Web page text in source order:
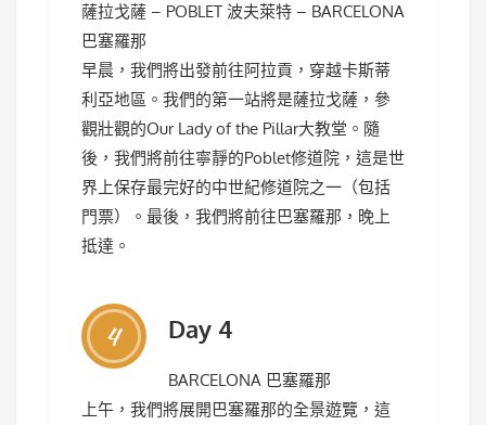
薩拉戈薩 – POBLET 波夫萊特 – BARCELONA
巴塞羅那
早晨，我們將出發前往阿拉貢，穿越卡斯蒂
利亞地區。我們的第一站將是薩拉戈薩，參
觀壯觀的Our Lady of the Pillar大教堂。隨
後，我們將前往寧靜的Poblet修道院，這是世
界上保存最完好的中世紀修道院之一（包括
門票）。最後，我們將前往巴塞羅那，晚上
抵達。
4 Day 4
BARCELONA 巴塞羅那
上午，我們將展開巴塞羅那的全景遊覽，這